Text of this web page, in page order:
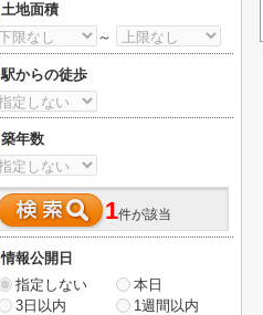
土地面積
～
駅からの徒歩
築年数
1件が該当
情報公開日
指定しない
本日
3日以内
1週間以内